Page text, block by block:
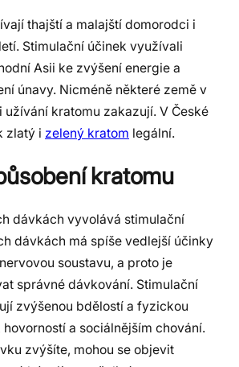
thajští a malajští domorodci i
Stimulační účinek využívali
Asii ke zvýšení energie a
únavy. Nicméně některé země v
užívání kratomu zakazují. V České
zlatý i zelený kratom legální.
kratomu
dávkách vyvolává stimulační
dávkách má spíše vedlejší účinky
soustavu, a proto je
správné dávkování. Stimulační
zvýšenou bdělostí a fyzickou
a sociálnějším chování.
zvýšíte, mohou se objevit